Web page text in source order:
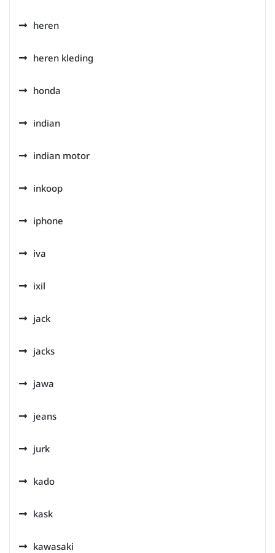
heren
heren kleding
honda
indian
indian motor
inkoop
iphone
iva
ixil
jack
jacks
jawa
jeans
jurk
kado
kask
kawasaki